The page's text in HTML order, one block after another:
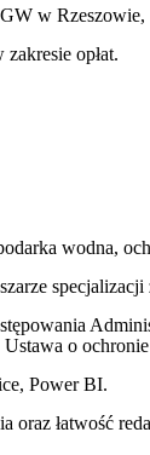
w Rzeszowie,
opłat.
wodna,
o
Power BI.
oraz łatwość